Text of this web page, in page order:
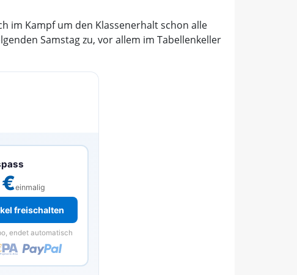
im Kampf um den Klassenerhalt schon alle
Samstag zu, vor allem im Tabellenkeller
einmalig
freischalten
endet automatisch